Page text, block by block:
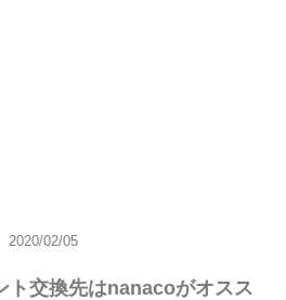
2020/02/05
ト交換先はnanacoがオスス